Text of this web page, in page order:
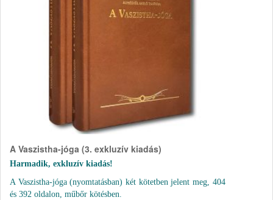
A Vaszistha-jóga (3. exkluzív kiadás)
Harmadik, exkluzív kiadás!
A Vaszistha-jóga (nyomtatásban) két kötetben jelent meg, 404
és 392 oldalon, műbőr kötésben.